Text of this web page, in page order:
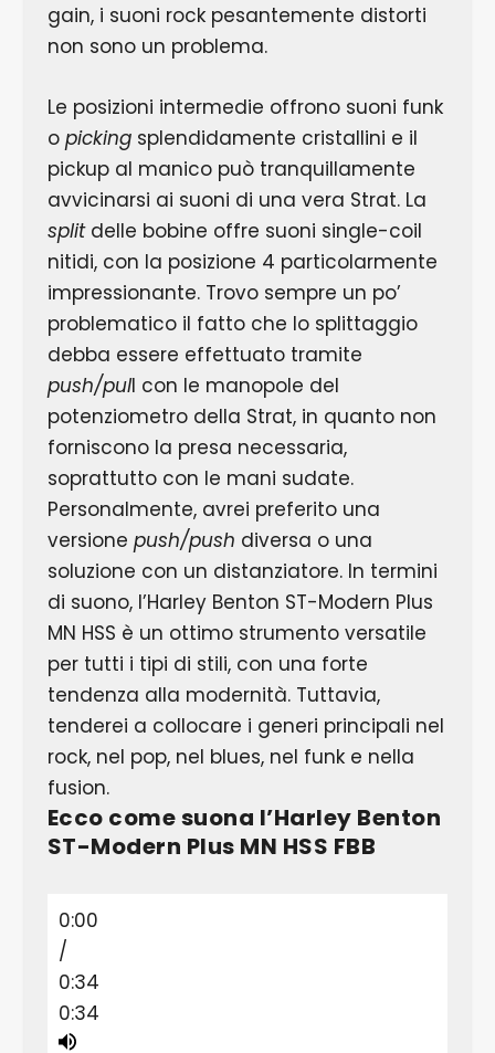
gain, i suoni rock pesantemente distorti
non sono un problema.
Le posizioni intermedie offrono suoni funk
o picking splendidamente cristallini e il
pickup al manico può tranquillamente
avvicinarsi ai suoni di una vera Strat. La
splitdelle bobine offre suoni single-coil
nitidi, con la posizione 4 particolarmente
impressionante. Trovo sempre un po’
problematico il fatto che lo splittaggio
debba essere effettuato tramite
push/pull con le manopole del
potenziometro della Strat, in quanto non
forniscono la presa necessaria,
soprattutto con le mani sudate.
Personalmente, avrei preferito una
versione push/push diversa o una
soluzione con un distanziatore. In termini
di suono, l’Harley Benton ST-Modern Plus
MN HSS è un ottimo strumento versatile
per tutti i tipi di stili, con una forte
tendenza alla modernità. Tuttavia,
tenderei a collocare i generi principali nel
rock, nel pop, nel blues, nel funk e nella
fusion.
Ecco come suona l’Harley Benton
ST-Modern Plus MN HSS FBB
0:00
/
0:34
0:34